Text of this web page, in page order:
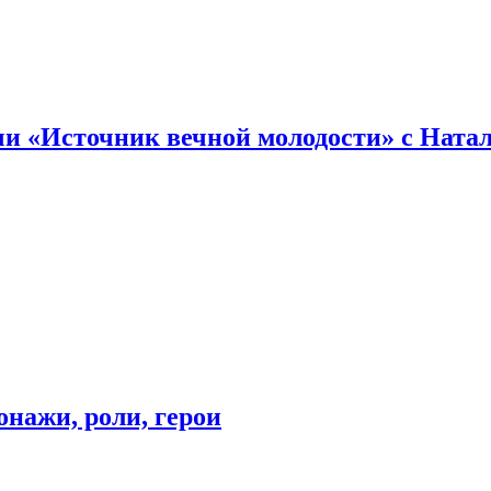
вечной молодости» с
роли, герои